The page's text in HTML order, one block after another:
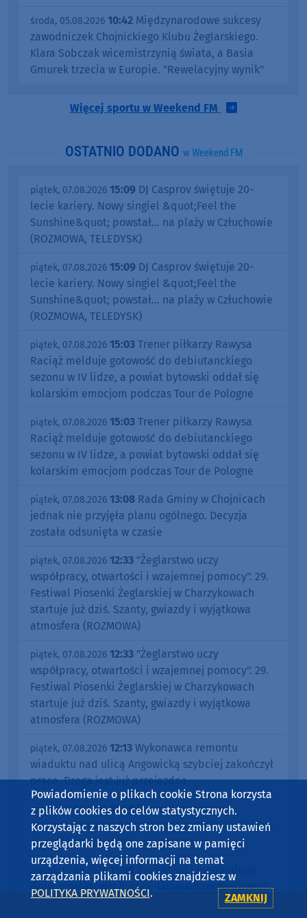
środa, 05.08.2026 10:42 Międzynarodowe sukcesy
zawodniczek Chojnickiego Klubu Żeglarskiego.
Klara Sobczak wicemistrzynią świata, a Basia
Gmurek trzecia w Europie. "Rewelacyjny wynik"
Więcej sportu w Weekend FM
OSTATNIO DODANO w Weekend FM
piątek, 07.08.2026 15:09 DJ Casprov świętuje 20-
lecie kariery. Nowy singiel &quot;Feel the
Sunshine&quot; powstał... na plaży w Człuchowie
(ROZMOWA, TELEDYSK)
piątek, 07.08.2026 15:09 DJ Casprov świętuje 20-
lecie kariery. Nowy singiel &quot;Feel the
Sunshine&quot; powstał... na plaży w Człuchowie
(ROZMOWA, TELEDYSK)
piątek, 07.08.2026 15:03 Trener piłkarzy Rawysa
Raciąż melduje gotowość do debiutanckiego
sezonu w IV lidze, a powiat bytowski oddał się
kolarskim emocjom podczas Tour de Pologne
piątek, 07.08.2026 15:03 Trener piłkarzy Rawysa
Raciąż melduje gotowość do debiutanckiego
sezonu w IV lidze, a powiat bytowski oddał się
kolarskim emocjom podczas Tour de Pologne
piątek, 07.08.2026 13:08 Rada Gminy w Chojnicach
jednak nie przyjęła planu ogólnego. Decyzja
została odsunięta w czasie
piątek, 07.08.2026 12:33 "Żeglarstwo uczy
współpracy, otwartości i wzajemnej pomocy". 29.
Festiwal Piosenki Żeglarskiej w Charzykowach
startuje już dziś. Szanty, gwiazdy i wyjątkowa
atmosfera (ROZMOWA)
piątek, 07.08.2026 12:33 "Żeglarstwo uczy
współpracy, otwartości i wzajemnej pomocy". 29.
Festiwal Piosenki Żeglarskiej w Charzykowach
startuje już dziś. Szanty, gwiazdy i wyjątkowa
atmosfera (ROZMOWA)
piątek, 07.08.2026 12:13 Wykonawca remontu
wiaduktu nad ulicą Angowicką szybciej zakończył
prace. Droga jest już przejezdna
piątek, 07.08.2026 11:49Sześciu mężczyzn
zatrzymanych po bójce w Kościerzynie. Policjanci
nie wykluczają kolejnych zatrzymań
piątek, 07.08.2026 11:06
Projektanci przebudowy
drogi powiatowej Bysław-Lubiewo zorganizowali
konsultacje społeczne z mieszkańcami
Powiadomienie o plikach cookie Strona korzysta
z plików cookies do celów statystycznych.
Korzystając z naszych stron bez zmiany ustawień
przeglądarki będą one zapisane w pamięci
urządzenia, więcej informacji na temat
zarządzania plikami cookies znajdziesz w
POLITYKA PRYWATNOŚCI. ZAMKNIJ